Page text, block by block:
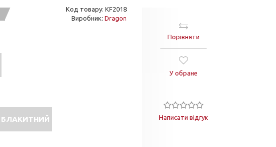
Код товару: KF2018
Виробник: Dragon
БЛАКИТНИЙ
Порівняти
У обране
Написати відгук